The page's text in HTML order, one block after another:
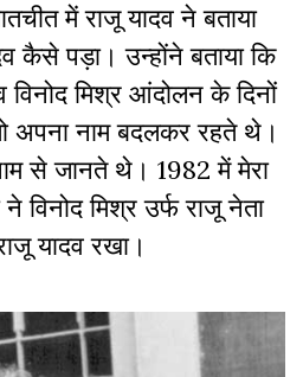
में राजू यादव ने बताया
कैसे पड़ा। उन्होंने बताया कि
विनोद मिश्र आंदोलन के दिनों
अपना नाम बदलकर रहते थे।
से जानते थे। 1982 में मेरा
विनोद मिश्र उर्फ राजू नेता
यादव रखा।